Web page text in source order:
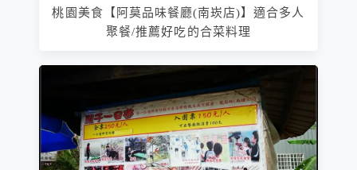
桃園美食【阿莫品味餐廳(南崁店)】適合多人
聚餐/推薦好吃的合菜料理